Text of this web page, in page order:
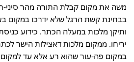
משה את מקום קבלת התורה מהר
בבחינת קשת הרגל שלא ידרכו במקום
ותיקן מלכות במעלה הכתר. כידוע
יריחו. ממקום מלכות דאצילות הישר
במקום פה-עור שהוא רע אלא עד